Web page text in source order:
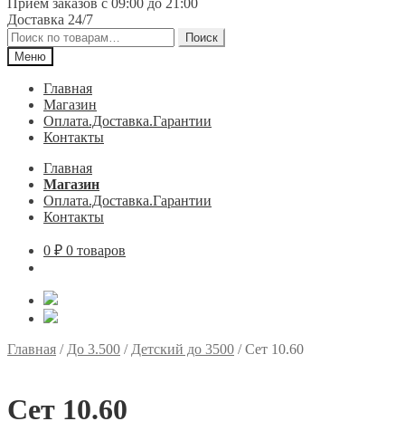
Приём заказов с 09:00 до 21:00
Доставка 24/7
Искать:
Поиск
Меню
Главная
Магазин
Оплата.Доставка.Гарантии
Контакты
Главная
Магазин
Оплата.Доставка.Гарантии
Контакты
0 ₽ 0 товаров
Главная / До 3.500 / Детский до 3500 /Сет 10.60
Сет 10.60